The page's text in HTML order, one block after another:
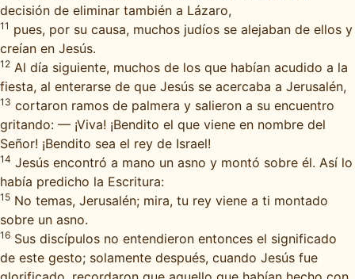
decisión de eliminar también a Lázaro,
11 pues, por su causa, muchos judíos se alejaban de ellos y
creían en Jesús.
12 Al día siguiente, muchos de los que habían acudido a la
fiesta, al enterarse de que Jesús se acercaba a Jerusalén,
13 cortaron ramos de palmera y salieron a su encuentro
gritando: — ¡Viva! ¡Bendito el que viene en nombre del
Señor! ¡Bendito sea el rey de Israel!
14 Jesús encontró a mano un asno y montó sobre él. Así lo
había predicho la Escritura:
15 No temas, Jerusalén; mira, tu rey viene a ti montado
sobre un asno.
16 Sus discípulos no entendieron entonces el significado
de este gesto; solamente después, cuando Jesús fue